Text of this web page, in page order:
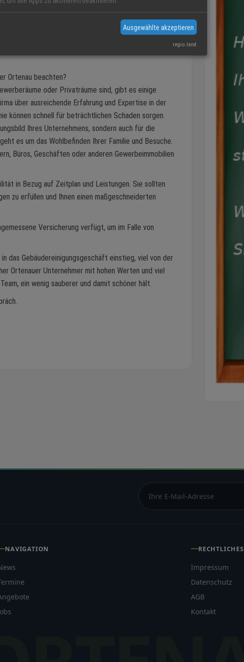
Ortenau beachten?
oder Privaträume sind, gibt es einige
über ausreichende Erfahrung und Expertise in der
können schnell für beträchtlichen Schaden sorgen.
Ihres Unternehmens, sondern auch für die
es um das Wohlbefinden Ihrer Familie und Besuche.
Büros, Geschäften oder anderen Gewerbeimmobilien
in Bezug auf Zeitplan und Leistungen. Sie sollten
zu erfüllen und Ihnen einen maßgeschneiderten
Versicherung verfügt, um im Falle von
das Gebäudereinigungsgeschäft einstieg, viel von der
Ortenauer Unternehmer mit hohen Werten und viel
ein wenig sauberer und damit schöner hält.
NAVIGATION RECHTLICHES
Impressum
Datenschutz
AGB
Kontakt
Ausgewählte akzeptieren
regio.land